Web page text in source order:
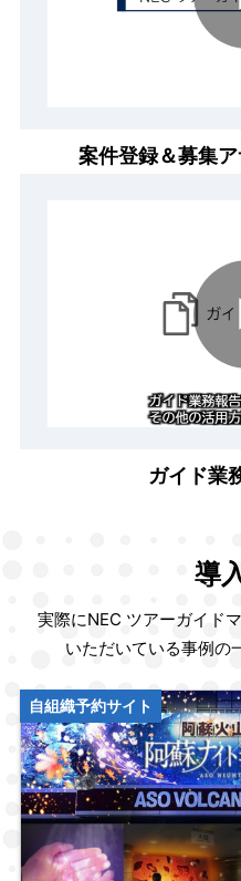
案件登録＆募集ア
ガイド業
導
実際にNEC ツアーガイド
いただいている事例の
自組織予約サイト